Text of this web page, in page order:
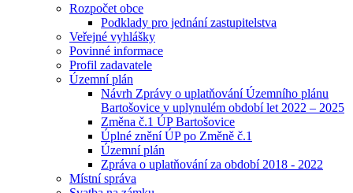
Rozpočet obce
Podklady pro jednání zastupitelstva
Veřejné vyhlášky
Povinné informace
Profil zadavatele
Územní plán
Návrh Zprávy o uplatňování Územního plánu
Bartošovice v uplynulém období let 2022 – 2025
Změna č.1 ÚP Bartošovice
Úplné znění ÚP po Změně č.1
Územní plán
Zpráva o uplatňování za období 2018 - 2022
Místní správa